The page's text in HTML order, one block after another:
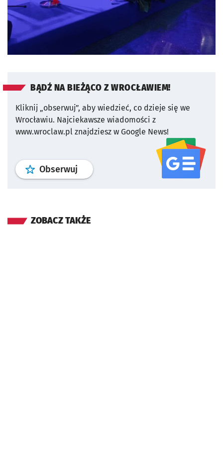
BĄDŹ NA BIEŻĄCO Z WROCŁAWIEM!
Kliknij „obserwuj”, aby wiedzieć, co dzieje się we
Wrocławiu. Najciekawsze wiadomości z
www.wroclaw.pl znajdziesz w Google News!
Obserwuj profil serwisu
ZOBACZ TAKŻE